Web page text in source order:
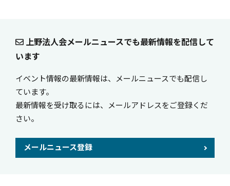
上野法人会メールニュースでも最新情報を配信して
います
イベント情報の最新情報は、メールニュースでも配信し
ています。
最新情報を受け取るには、メールアドレスをご登録くだ
さい。
メールニュース登録